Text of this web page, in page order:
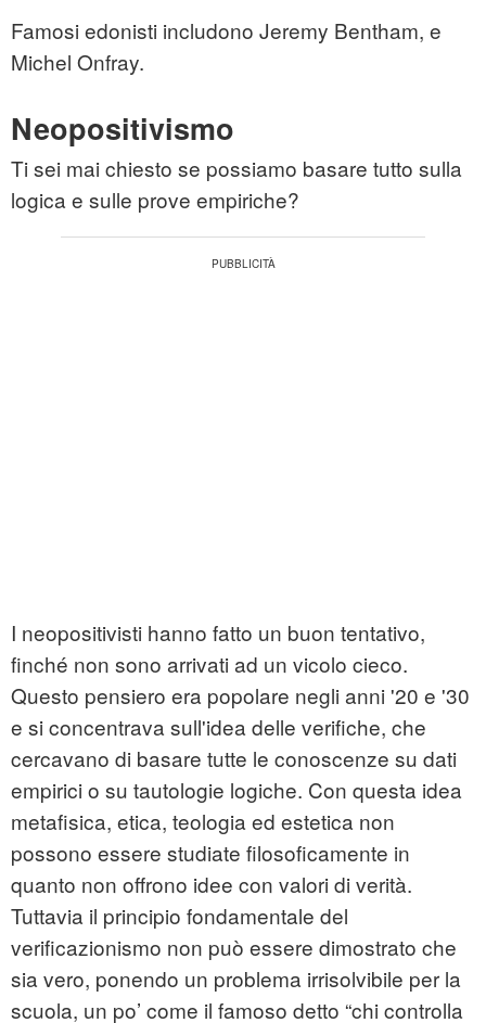
Famosi edonisti includono Jeremy Bentham, e
Michel Onfray.
Neopositivismo
Ti sei mai chiesto se possiamo basare tutto sulla
logica e sulle prove empiriche?
I neopositivisti hanno fatto un buon tentativo,
finché non sono arrivati ad un vicolo cieco.
Questo pensiero era popolare negli anni '20 e '30
e si concentrava sull'idea delle verifiche, che
cercavano di basare tutte le conoscenze su dati
empirici o su tautologie logiche. Con questa idea
metafisica, etica, teologia ed estetica non
possono essere studiate filosoficamente in
quanto non offrono idee con valori di verità.
Tuttavia il principio fondamentale del
verificazionismo non può essere dimostrato che
sia vero, ponendo un problema irrisolvibile per la
scuola, un po’ come il famoso detto “chi controlla